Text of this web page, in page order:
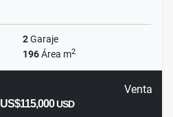
2Garaje
196Área m2
Venta
US$115,000USD